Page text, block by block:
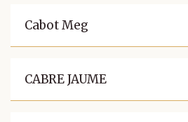
Cabot Meg
CABRE JAUME